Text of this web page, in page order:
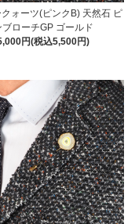
ォーツ(ピンクB) 天然石 ピ
ブローチGP ゴールド
円(税込5,500円)